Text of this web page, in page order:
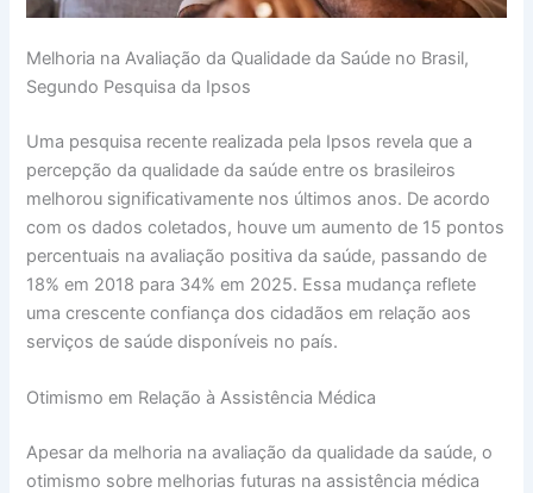
Melhoria na Avaliação da Qualidade da Saúde no Brasil,
Segundo Pesquisa da Ipsos
Uma pesquisa recente realizada pela Ipsos revela que a
percepção da qualidade da saúde entre os brasileiros
melhorou significativamente nos últimos anos. De acordo
com os dados coletados, houve um aumento de 15 pontos
percentuais na avaliação positiva da saúde, passando de
18% em 2018 para 34% em 2025. Essa mudança reflete
uma crescente confiança dos cidadãos em relação aos
serviços de saúde disponíveis no país.
Otimismo em Relação à Assistência Médica
Apesar da melhoria na avaliação da qualidade da saúde, o
otimismo sobre melhorias futuras na assistência médica